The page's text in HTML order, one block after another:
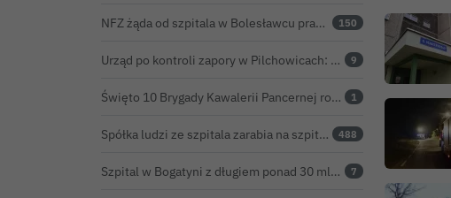
NFZ żąda od szpitala w Bolesławcu prawie 5,9 mln zł. Potężny cios po kontroli rozliczeń 150
Urząd po kontroli zapory w Pilchowicach: 23,47 tony martwych ryb i zawiadomienie do prokuratury 9
Święto 10 Brygady Kawalerii Pancernej rozpoczęte. Za żołnierzami pierwszy dzień uroczystości 1
Spółka ludzi ze szpitala zarabia na szpitalu w Bolesławcu. Kwoty pozostają tajne 488
Szpital w Bogatyni z długiem ponad 30 mln zł. Ratunkiem ma być połączenie z Bolesławcem 7